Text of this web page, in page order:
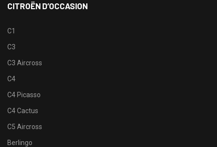
CITROËN D’OCCASION
C1
C3
C3 Aircross
C4
C4 Picasso
C4 Cactus
C5 Aircross
Berlingo